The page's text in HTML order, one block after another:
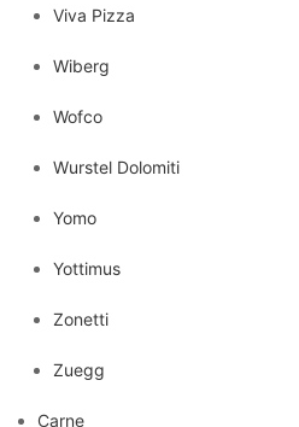
Viva Pizza
Wiberg
Wofco
Wurstel Dolomiti
Yomo
Yottimus
Zonetti
Zuegg
Carne